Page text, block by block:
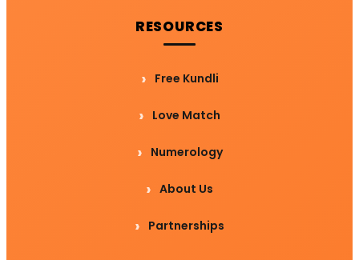
RESOURCES
Free Kundli
Love Match
Numerology
About Us
Partnerships